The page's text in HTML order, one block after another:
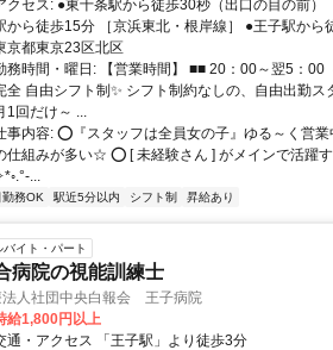
東十条駅から徒歩30秒（出口の目の前） ［京浜東北・根岸線］ ●赤羽
ら徒歩15分 ［京浜東北・根岸線］ ●王子駅から徒歩16分 ［京浜東北・根岸
線］ ===============================
京都東京23区北区
務時間・曜日: 【営業時間】 ■■ 20：00～翌5：00
全 自由シフト制✨ シフト制約なしの、自由出勤ス
1回だけ～ ...
事内容: ⭕『スタッフは全員女の子』ゆる～く営業
仕組みが多い☆ ⭕ [ 未経験さん ] がメインで活躍
...
勤務OK 駅近5分以内 シフト制 昇給あり
バイト・パート
病院の視能訓練士
法人社団中央白報会 王子病院
給1,800円以上
通・アクセス 「王子駅」より徒歩3分